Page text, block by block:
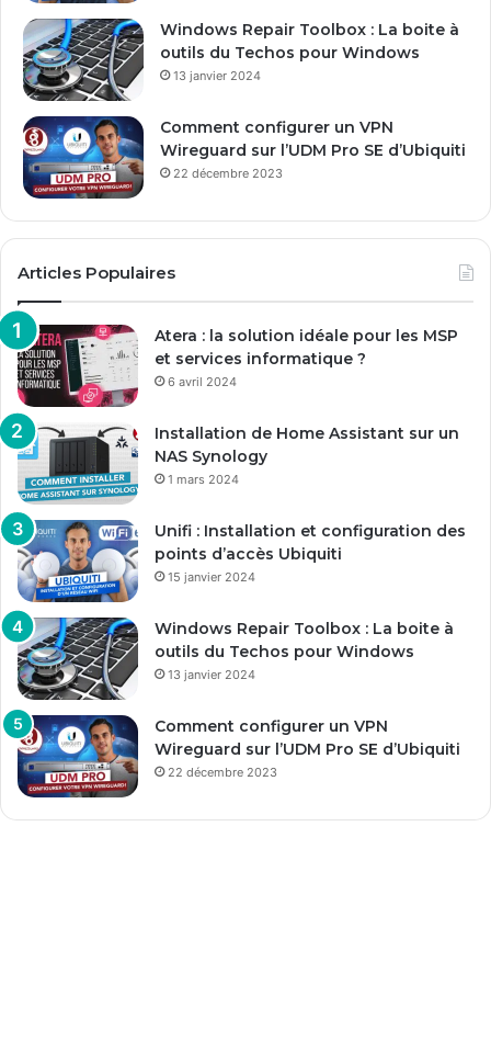
Windows Repair Toolbox : La boite à
outils du Techos pour Windows
13 janvier 2024
Comment configurer un VPN
Wireguard sur l’UDM Pro SE d’Ubiquiti
22 décembre 2023
Articles Populaires
Atera : la solution idéale pour les MSP
et services informatique ?
6 avril 2024
Installation de Home Assistant sur un
NAS Synology
1 mars 2024
Unifi : Installation et configuration des
points d’accès Ubiquiti
15 janvier 2024
Windows Repair Toolbox : La boite à
outils du Techos pour Windows
13 janvier 2024
Comment configurer un VPN
Wireguard sur l’UDM Pro SE d’Ubiquiti
22 décembre 2023